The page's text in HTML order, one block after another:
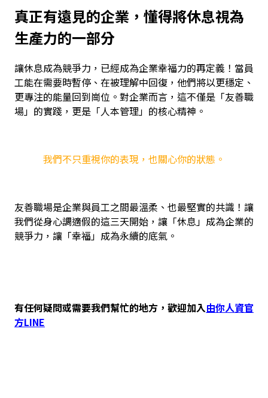
真正有遠見的企業，懂得將休息視為
生產力的一部分
讓休息成為競爭力，已經成為企業幸福力的再定義！當員
工能在需要時暫停、在被理解中回復，他們將以更穩定、
更專注的能量回到崗位。對企業而言，這不僅是「友善職
場」的實踐，更是「人本管理」的核心精神。
我們不只重視你的表現，也關心你的狀態。
友善職場是企業與員工之間最溫柔、也最堅實的共識！讓
我們從身心調適假的這三天開始，讓「休息」成為企業的
競爭力，讓「幸福」成為永續的底氣。
有任何疑問或需要我們幫忙的地方，歡迎加入由你人資官
方LINE